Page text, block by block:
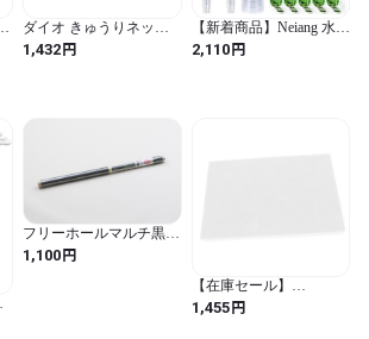
れない場所で保管いただければ、
、コンビニ決済がご利用いただけます。
ダイオ きゅうりネット
24cm 4.8mx36m 色：白/
緑
1,432円
【新着商品】Neiang 水耕
栽培 スポンジ 12個 定植
かご 12個 水耕栽培 ポッ
2,110円
フリーホールマルチ黒
0.02×950×50m 岩谷マテ
リアル
1,100円
【在庫セール】
DOITOOL 水耕栽培用育
苗スポンジ 通気性素材
1,455円